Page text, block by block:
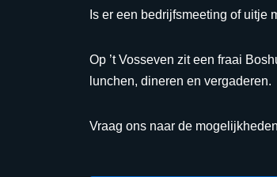
Is er een bedrijfsmeeting of uitje
Op ’t Vosseven zit een fraai
lunchen, dineren en vergaderen.
Vraag ons naar de